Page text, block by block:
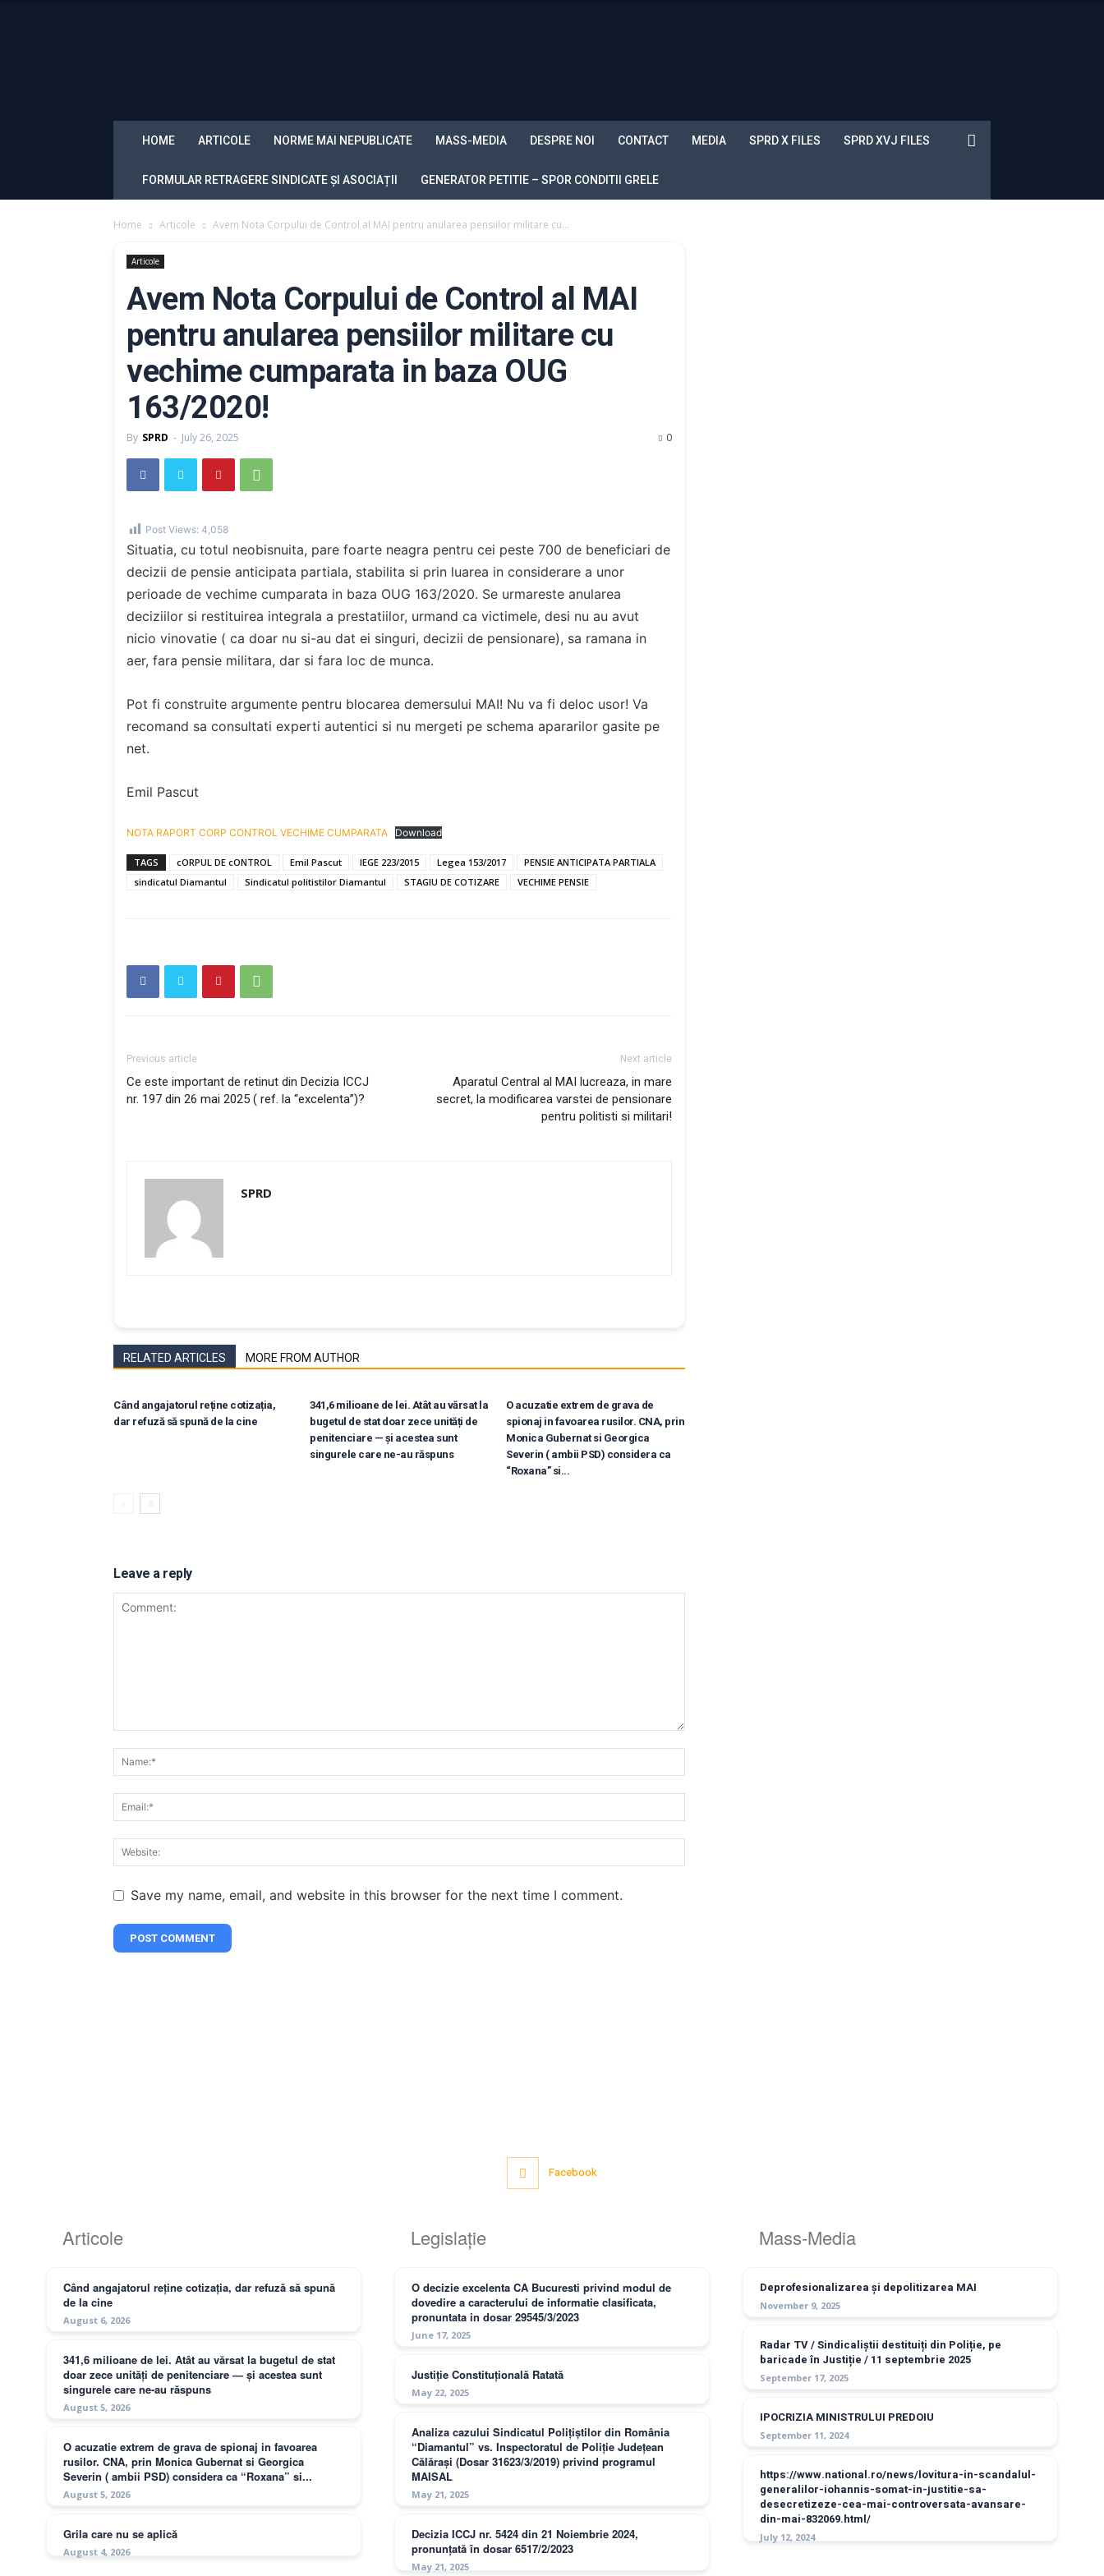
HOME ARTICOLE NORME MAI NEPUBLICATE MASS-MEDIA DESPRE NOI CONTACT MEDIA SPRD X FILES SPRD XVJ FILES
FORMULAR RETRAGERE SINDICATE ȘI ASOCIAȚII GENERATOR PETITIE – SPOR CONDITII GRELE
Home Articole Avem Nota Corpului de Control al MAI pentru anularea pensiilor militare cu...
Articole
Avem Nota Corpului de Control al MAI
pentru anularea pensiilor militare cu
vechime cumparata in baza OUG
163/2020!
By SPRD - July 26, 2025 0
Post Views: 4,058
Situatia, cu totul neobisnuita, pare foarte neagra pentru cei peste 700 de beneficiari de
decizii de pensie anticipata partiala, stabilita si prin luarea in considerare a unor
perioade de vechime cumparata in baza OUG 163/2020. Se urmareste anularea
deciziilor si restituirea integrala a prestatiilor, urmand ca victimele, desi nu au avut
nicio vinovatie ( ca doar nu si-au dat ei singuri, decizii de pensionare), sa ramana in
aer, fara pensie militara, dar si fara loc de munca.
Pot fi construite argumente pentru blocarea demersului MAI! Nu va fi deloc usor! Va
recomand sa consultati experti autentici si nu mergeti pe schema apararilor gasite pe
net.
Emil Pascut
NOTA RAPORT CORP CONTROL VECHIME CUMPARATA Download
TAGS cORPUL DE cONTROL Emil Pascut lEGE 223/2015 Legea 153/2017
PENSIE ANTICIPATA PARTIALA
sindicatul Diamantul
Sindicatul politistilor Diamantul STAGIU DE COTIZARE VECHIME PENSIE
Previous article
Ce este important de retinut din Decizia ICCJ
nr. 197 din 26 mai 2025 ( ref. la “excelenta”)?
Next article
Aparatul Central al MAI lucreaza, in mare
secret, la modificarea varstei de pensionare
pentru politisti si militari!
SPRD
RELATED ARTICLES MORE FROM AUTHOR
Când angajatorul reține cotizația,
dar refuză să spună de la cine
341,6 milioane de lei. Atât au vărsat la
bugetul de stat doar zece unități de
penitenciare — și acestea sunt
singurele care ne-au răspuns
O acuzatie extrem de grava de
spionaj in favoarea rusilor. CNA, prin
Monica Gubernat si Georgica
Severin ( ambii PSD) considera ca
“Roxana” si...
Leave a reply
Save my name, email, and website in this browser for the next time I comment.
Facebook
Articole
Când angajatorul reține cotizația, dar refuză să spună
de la cine
August 6, 2026
341,6 milioane de lei. Atât au vărsat la bugetul de stat
doar zece unități de penitenciare — și acestea sunt
singurele care ne-au răspuns
August 5, 2026
O acuzatie extrem de grava de spionaj in favoarea
rusilor. CNA, prin Monica Gubernat si Georgica
Severin ( ambii PSD) considera ca “Roxana” si...
August 5, 2026
Grila care nu se aplică
August 4, 2026
Legislație
O decizie excelenta CA Bucuresti privind modul de
dovedire a caracterului de informatie clasificata,
pronuntata in dosar 29545/3/2023
June 17, 2025
Justiție Constituțională Ratată
May 22, 2025
Analiza cazului Sindicatul Polițiștilor din România
“Diamantul” vs. Inspectoratul de Poliție Județean
Călărași (Dosar 31623/3/2019) privind programul
MAISAL
May 21, 2025
Decizia ICCJ nr. 5424 din 21 Noiembrie 2024,
pronunțată în dosar 6517/2/2023
May 21, 2025
Mass-Media
Deprofesionalizarea și depolitizarea MAI
November 9, 2025
Radar TV / Sindicaliștii destituiți din Poliție, pe
baricade în Justiție / 11 septembrie 2025
September 17, 2025
IPOCRIZIA MINISTRULUI PREDOIU
September 11, 2024
https://www.national.ro/news/lovitura-in-scandalul-
generalilor-iohannis-somat-in-justitie-sa-
desecretizeze-cea-mai-controversata-avansare-
din-mai-832069.html/
July 12, 2024